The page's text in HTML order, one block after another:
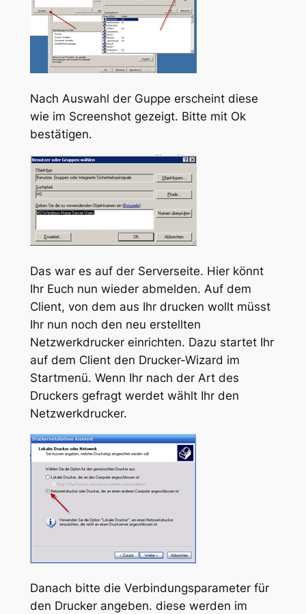
Nach Auswahl der Guppe erscheint diese
wie im Screenshot gezeigt. Bitte mit Ok
bestätigen.
Das war es auf der Serverseite. Hier könnt
Ihr Euch nun wieder abmelden. Auf dem
Client, von dem aus Ihr drucken wollt müsst
Ihr nun noch den neu erstellten
Netzwerkdrucker einrichten. Dazu startet Ihr
auf dem Client den Drucker-Wizard im
Startmenü. Wenn Ihr nach der Art des
Druckers gefragt werdet wählt Ihr den
Netzwerkdrucker.
Danach bitte die Verbindungsparameter für
den Drucker angeben. diese werden im